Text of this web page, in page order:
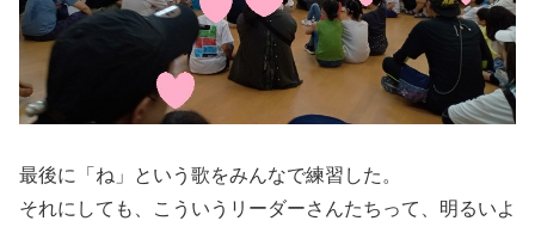
最後に「ね」という歌をみんなで練習した。
それにしても、こういうリーダーさんたちって、明るいよ